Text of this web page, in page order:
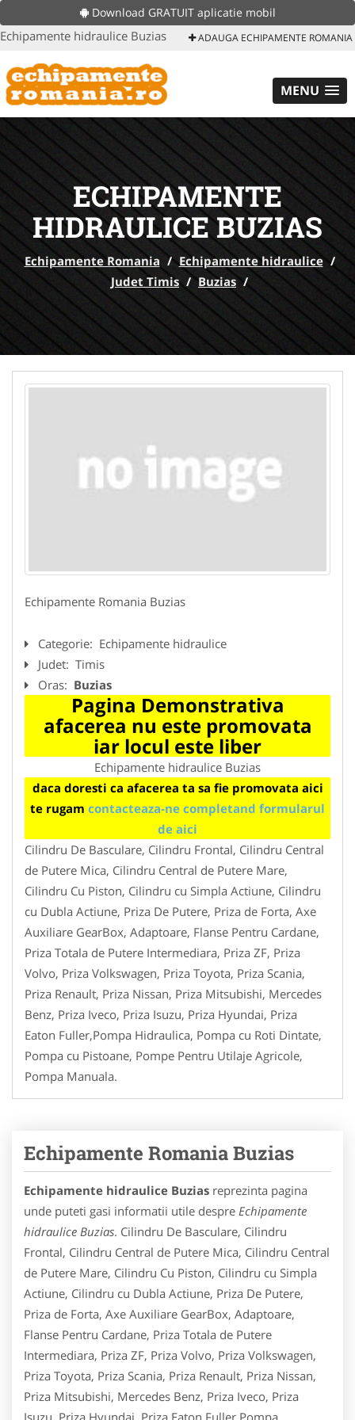
Download GRATUIT aplicatie mobil
Echipamente hidraulice Buzias ADAUGA ECHIPAMENTE ROMANIA
MENU
ECHIPAMENTE
HIDRAULICE BUZIAS
Echipamente Romania / Echipamente hidraulice /
Judet Timis / Buzias /
Echipamente Romania Buzias
Categorie: Echipamente hidraulice
Judet: Timis
Oras: Buzias
Pagina Demonstrativa
afacerea nu este promovata
iar locul este liber
Echipamente hidraulice Buzias
daca doresti ca afacerea ta sa fie promovata aici
te rugam contacteaza-ne completand formularul
de aici
Cilindru De Basculare, Cilindru Frontal, Cilindru Central
de Putere Mica, Cilindru Central de Putere Mare,
Cilindru Cu Piston, Cilindru cu Simpla Actiune, Cilindru
cu Dubla Actiune, Priza De Putere, Priza de Forta, Axe
Auxiliare GearBox, Adaptoare, Flanse Pentru Cardane,
Priza Totala de Putere Intermediara, Priza ZF, Priza
Volvo, Priza Volkswagen, Priza Toyota, Priza Scania,
Priza Renault, Priza Nissan, Priza Mitsubishi, Mercedes
Benz, Priza Iveco, Priza Isuzu, Priza Hyundai, Priza
Eaton Fuller,Pompa Hidraulica, Pompa cu Roti Dintate,
Pompa cu Pistoane, Pompe Pentru Utilaje Agricole,
Pompa Manuala.
Echipamente Romania Buzias
Echipamente hidraulice Buzias reprezinta pagina
unde puteti gasi informatii utile despre Echipamente
hidraulice Buzias. Cilindru De Basculare, Cilindru
Frontal, Cilindru Central de Putere Mica, Cilindru Central
de Putere Mare, Cilindru Cu Piston, Cilindru cu Simpla
Actiune, Cilindru cu Dubla Actiune, Priza De Putere,
Priza de Forta, Axe Auxiliare GearBox, Adaptoare,
Flanse Pentru Cardane, Priza Totala de Putere
Intermediara, Priza ZF, Priza Volvo, Priza Volkswagen,
Priza Toyota, Priza Scania, Priza Renault, Priza Nissan,
Priza Mitsubishi, Mercedes Benz, Priza Iveco, Priza
Isuzu, Priza Hyundai, Priza Eaton Fuller,Pompa